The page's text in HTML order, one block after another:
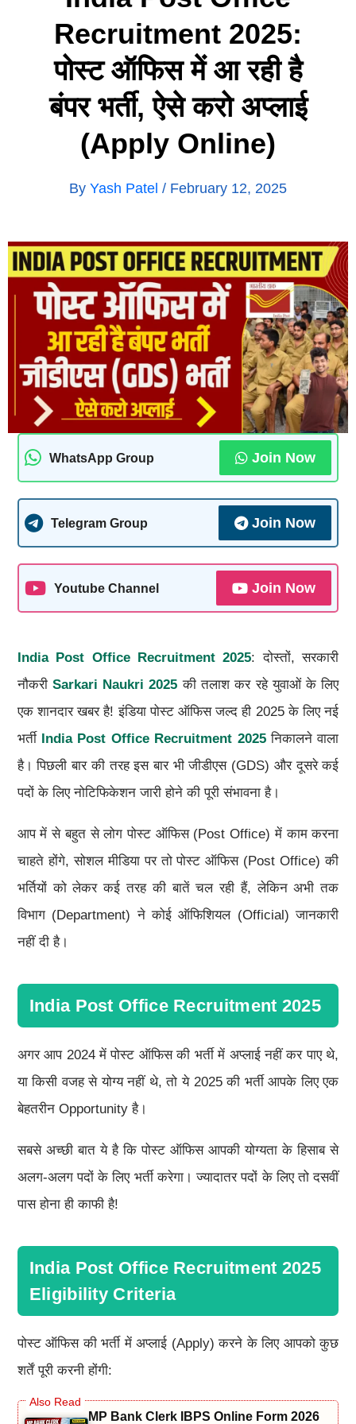
Recruitment 2025:
पोस्ट ऑफिस में आ रही है
बंपर भर्ती, ऐसे करो अप्लाई
(Apply Online)
By Yash Patel / February 12, 2025
WhatsApp Group Join Now
Telegram Group Join Now
Youtube Channel Join Now
India Post Office Recruitment 2025: दोस्तों, सरकारी
नौकरी Sarkari Naukri 2025 की तलाश कर रहे युवाओं के लिए
एक शानदार खबर है! इंडिया पोस्ट ऑफिस जल्द ही 2025 के लिए नई
भर्ती India Post Office Recruitment 2025निकालने वाला
है। पिछली बार की तरह इस बार भी जीडीएस (GDS) और दूसरे कई
पदों के लिए नोटिफिकेशन जारी होने की पूरी संभावना है।
आप में से बहुत से लोग पोस्ट ऑफिस (Post Office) में काम करना
चाहते होंगे, सोशल मीडिया पर तो पोस्ट ऑफिस (Post Office) की
भर्तियों को लेकर कई तरह की बातें चल रही हैं, लेकिन अभी तक
विभाग (Department) ने कोई ऑफिशियल (Official) जानकारी
नहीं दी है।
India Post Office Recruitment 2025
अगर आप 2024 में पोस्ट ऑफिस की भर्ती में अप्लाई नहीं कर पाए थे,
या किसी वजह से योग्य नहीं थे, तो ये 2025 की भर्ती आपके लिए एक
बेहतरीन Opportunity है।
सबसे अच्छी बात ये है कि पोस्ट ऑफिस आपकी योग्यता के हिसाब से
अलग-अलग पदों के लिए भर्ती करेगा। ज्यादातर पदों के लिए तो दसवीं
पास होना ही काफी है!
India Post Office Recruitment 2025
Eligibility Criteria
पोस्ट ऑफिस की भर्ती में अप्लाई (Apply) करने के लिए आपको कुछ
शर्तें पूरी करनी होंगी:
MP Bank Clerk IBPS Online Form 2026